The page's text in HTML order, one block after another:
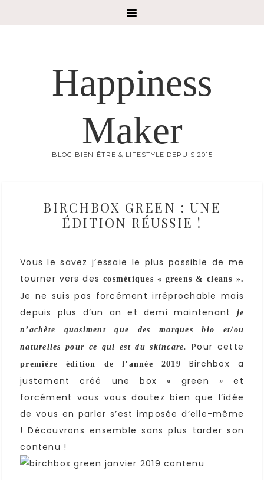
Happiness
Maker
BLOG BIEN-ÊTRE & LIFESTYLE DEPUIS 2015
BIRCHBOX GREEN : UNE
ÉDITION RÉUSSIE !
Vous le savez j’essaie le plus possible de me
tourner vers descosmétiques « greens & cleans ».
Je ne suis pas forcément irréprochable mais
depuis plus d’un an et demi maintenant
je
n’achète quasiment que des marques bio et/ou
naturelles pour ce qui est du skincare.
Pour cette
première édition de l’année 2019
Birchbox a
justement créé une box « green » et
forcément vous vous doutez bien que l’idée
de vous en parler s’est imposée d’elle-même
! Découvrons ensemble sans plus tarder son
contenu !